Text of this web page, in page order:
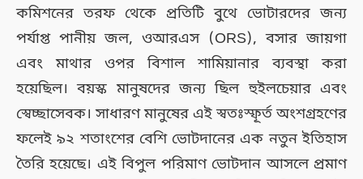
কমিশনের তরফ থেকে প্রতিটি বুথে ভোটারদের জন্য
পর্যাপ্ত পানীয় জল, ওআরএস (ORS), বসার জায়গা
এবং মাথার ওপর বিশাল শামিয়ানার ব্যবস্থা করা
হয়েছিল। বয়স্ক মানুষদের জন্য ছিল হুইলচেয়ার এবং
স্বেচ্ছাসেবক। সাধারণ মানুষের এই স্বতঃস্ফূর্ত অংশগ্রহণের
ফলেই ৯২ শতাংশের বেশি ভোটদানের এক নতুন ইতিহাস
তৈরি হয়েছে। এই বিপুল পরিমাণ ভোটদান আসলে প্রমাণ